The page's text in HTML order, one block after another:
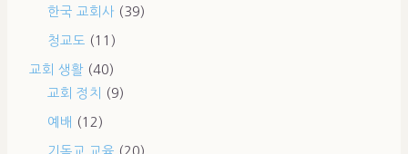
한국 교회사 (39)
청교도 (11)
교회 생활 (40)
교회 정치
(9)
예배 (12)
기독교 교육 (20)